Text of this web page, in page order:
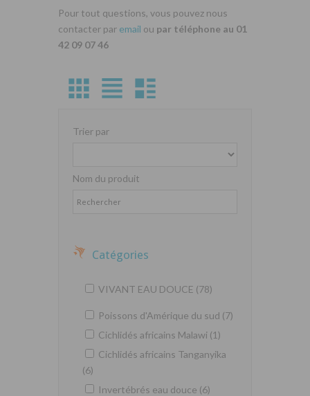
Pour tout questions, vous pouvez nous
contacter par email ou par téléphone au 01
42 09 07 46
Trier par
Nom du produit
Catégories
VIVANT EAU DOUCE (78)
Poissons d'Amérique du sud (7)
Cichlidés africains Malawi (1)
Cichlidés africains Tanganyika
(6)
Invertébrés eau douce (6)